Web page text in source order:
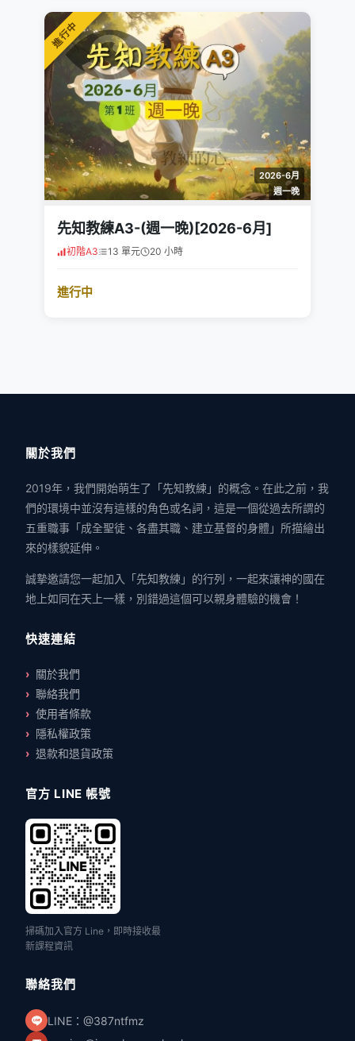
進行中
2026-6月
週一晚
先知教練A3-(週一晚)[2026-6月]
初階A3 13 單元 20 小時
進行中
關於我們
2019年，我們開始萌生了「先知教練」的概念。在此之前，我
們的環境中並沒有這樣的角色或名詞，這是一個從過去所謂的
五重職事「成全聖徒、各盡其職、建立基督的身體」所描繪出
來的樣貌延伸。
誠摯邀請您一起加入「先知教練」的行列，一起來讓神的國在
地上如同在天上一樣，別錯過這個可以親身體驗的機會！
快速連結
關於我們
聯絡我們
使用者條款
隱私權政策
退款和退貨政策
官方 LINE 帳號
掃碼加入官方 Line，即時接收最
新課程資訊
聯絡我們
LINE：@387ntfmz